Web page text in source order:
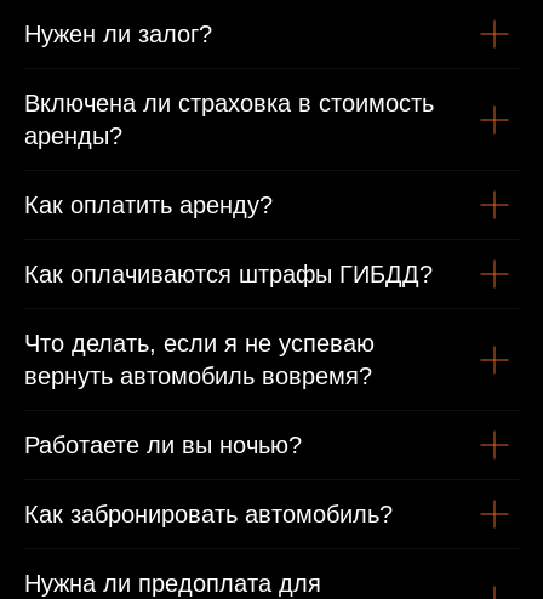
Нужен ли залог?
Включена ли страховка в стоимость
аренды?
Как оплатить аренду?
Как оплачиваются штрафы ГИБДД?
Что делать, если я не успеваю
вернуть автомобиль вовремя?
Работаете ли вы ночью?
Как забронировать автомобиль?
Нужна ли предоплата для